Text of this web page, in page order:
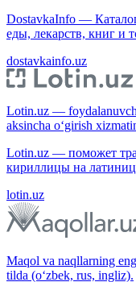
DostavkaInfo —
еды, лекарств, книг и
dostavkainfo.uz
Lotin.uz —
aksincha o‘girish
Lotin.uz — поможет
кириллицы на
lotin.uz
Maqol va naqllarning
tilda (o‘zbek, rus, ingliz).